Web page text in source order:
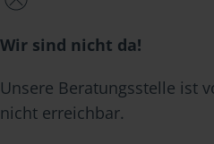
Wir sind nicht da!
Unsere Beratungsstelle ist
nicht erreichbar.